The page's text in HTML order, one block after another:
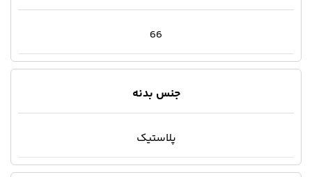
66
جنس بدنه
پلاستیک